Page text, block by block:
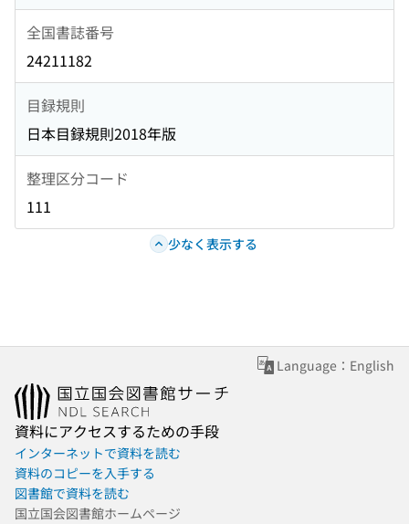
全国書誌番号
24211182
目録規則
日本目録規則2018年版
整理区分コード
111
少なく表示する
Language：English
資料にアクセスするための手段
インターネットで資料を読む
資料のコピーを入手する
図書館で資料を読む
国立国会図書館ホームページ